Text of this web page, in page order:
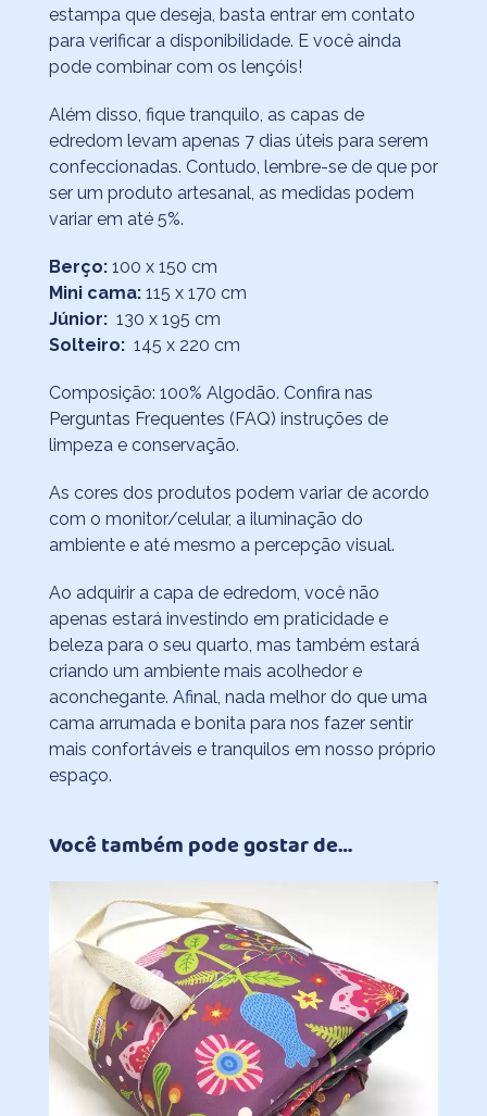
estampa que deseja, basta entrar em contato
para verificar a disponibilidade. E você ainda
pode combinar com os lençóis!
Além disso, fique tranquilo, as capas de
edredom levam apenas 7 dias úteis para serem
confeccionadas. Contudo, lembre-se de que por
ser um produto artesanal, as medidas podem
variar em até 5%.
Berço:100 x 150 cm
Mini cama:115 x 170 cm
Júnior: 130 x 195 cm
Solteiro:145 x 220 cm
Composição: 100% Algodão. Confira nas
Perguntas Frequentes (FAQ) instruções de
limpeza e conservação.
As cores dos produtos podem variar de acordo
com o monitor/celular, a iluminação do
ambiente e até mesmo a percepção visual.
Ao adquirir a capa de edredom, você não
apenas estará investindo em praticidade e
beleza para o seu quarto, mas também estará
criando um ambiente mais acolhedor e
aconchegante. Afinal, nada melhor do que uma
cama arrumada e bonita para nos fazer sentir
mais confortáveis e tranquilos em nosso próprio
espaço.
Você também pode gostar de…